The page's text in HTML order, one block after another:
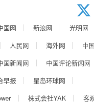
国网 新浪网 光明网
人民网 海外网
中
国新闻网 中国评论新闻网
早报
星岛环球网
株式会社YAK
客